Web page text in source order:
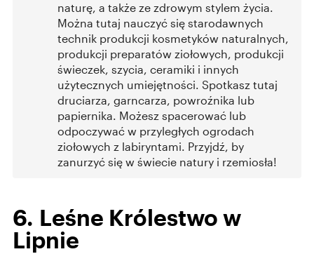
naturę, a także ze zdrowym stylem życia.
Można tutaj nauczyć się starodawnych
technik produkcji kosmetyków naturalnych,
produkcji preparatów ziołowych, produkcji
świeczek, szycia, ceramiki i innych
użytecznych umiejętności. Spotkasz tutaj
druciarza, garncarza, powroźnika lub
papiernika. Możesz spacerować lub
odpoczywać w przyległych ogrodach
ziołowych z labiryntami. Przyjdź, by
zanurzyć się w świecie natury i rzemiosła!
6. Leśne Królestwo w
Lipnie